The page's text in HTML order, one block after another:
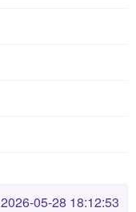
2026-05-28 18:12:53